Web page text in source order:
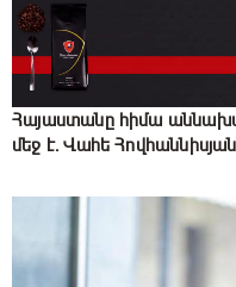
Հայաստանը հիմա
մեջ է․ Վահե Հովհաննիսյան